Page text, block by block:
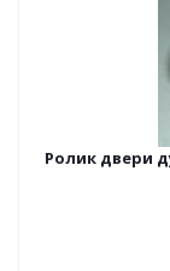
Ролик двери